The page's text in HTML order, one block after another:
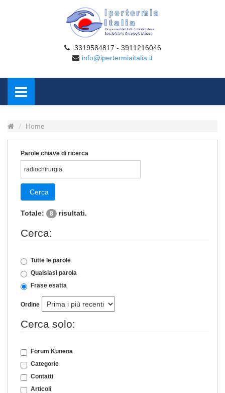
3319584817 - 3911216046
info@ipertermiaitalia.it
Home
Parole chiave di ricerca
Cerca
Totale: 8 risultati.
Cerca:
Tutte le parole
Qualsiasi parola
Frase esatta
Ordine
Cerca solo:
Forum Kunena
Categorie
Contatti
Articoli